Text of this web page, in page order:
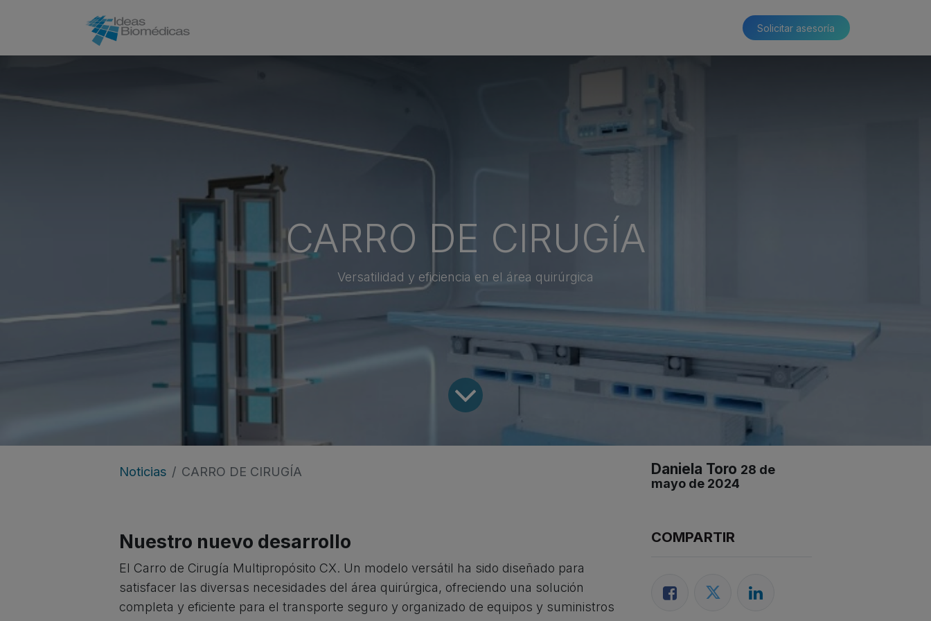
Solicitar asesoría​​
CARRO DE CIRUGÍA
Versatilidad y eficiencia en el área quirúrgica
Noticias CARRO DE CIRUGÍA
Nuestro nuevo desarrollo
El Carro de Cirugía Multipropósito CX. Un modelo versátil ha sido diseñado para
satisfacer las diversas necesidades del área quirúrgica, ofreciendo una solución
completa y eficiente para el transporte seguro y organizado de equipos y suministros
Daniela Toro 28 de
mayo de 2024
COMPARTIR​